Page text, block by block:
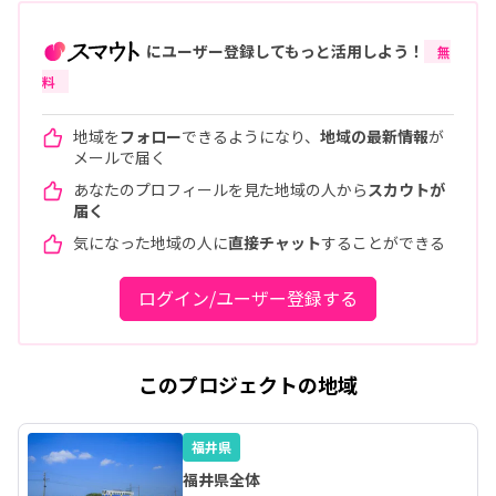
にユーザー登録してもっと活用しよう！
無
料
地域をフォローできるようになり、 地域の最新情報が
メールで届く
あなたのプロフィールを見た地域の人から スカウトが
届く
気になった地域の人に直接チャットすることができる
ログイン/ユーザー登録する
このプロジェクトの地域
福井県
福井県全体